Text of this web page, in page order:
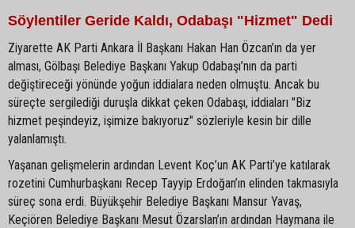
Söylentiler Geride Kaldı, Odabaşı "Hizmet" Dedi
Ziyarette AK Parti Ankara İl Başkanı Hakan Han Özcan’ın da yer
alması, Gölbaşı Belediye Başkanı Yakup Odabaşı’nın da parti
değiştireceği yönünde yoğun iddialara neden olmuştu. Ancak bu
süreçte sergilediği duruşla dikkat çeken Odabaşı, iddiaları "Biz
hizmet peşindeyiz, işimize bakıyoruz" sözleriyle kesin bir dille
yalanlamıştı.
Yaşanan gelişmelerin ardından Levent Koç’un AK Parti’ye katılarak
rozetini Cumhurbaşkanı Recep Tayyip Erdoğan’ın elinden takmasıyla
süreç sona erdi. Büyükşehir Belediye Başkanı Mansur Yavaş,
Keçiören Belediye Başkanı Mesut Özarslan’ın ardından Haymana ile